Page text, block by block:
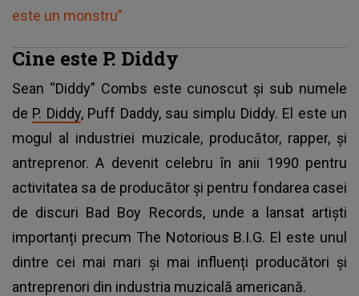
este un monstru”
Cine este P. Diddy
Sean “Diddy” Combs este cunoscut și sub numele
de P. Diddy, Puff Daddy, sau simplu Diddy. El este un
mogul al industriei muzicale, producător, rapper, și
antreprenor. A devenit celebru în anii 1990 pentru
activitatea sa de producător și pentru fondarea casei
de discuri Bad Boy Records, unde a lansat artiști
importanți precum The Notorious B.I.G. El este unul
dintre cei mai mari și mai influenți producători și
antreprenori din industria muzicală americană.